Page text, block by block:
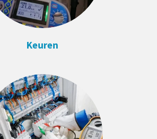
Keuren